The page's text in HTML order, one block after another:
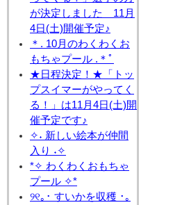
が決定しました 11月
4日(土)開催予定♪
＊. 10月のわくわくお
もちゃプール .＊ﾟ
★日程決定！★「トッ
プスイマーがやってく
る！」は11月4日(土)開
催予定です♪
✧˖ 新しい絵本が仲間
入り ˖✧
*✧ わくわくおもちゃ
プール ✧*
୨୧｡･ すいかを収穫 ･｡